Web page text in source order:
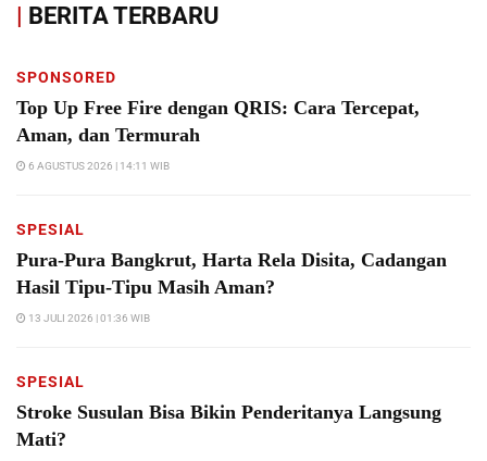
| BERITA TERBARU
SPONSORED
Top Up Free Fire dengan QRIS: Cara Tercepat,
Aman, dan Termurah
6 AGUSTUS 2026 | 14:11 WIB
SPESIAL
Pura-Pura Bangkrut, Harta Rela Disita, Cadangan
Hasil Tipu-Tipu Masih Aman?
13 JULI 2026 | 01:36 WIB
SPESIAL
Stroke Susulan Bisa Bikin Penderitanya Langsung
Mati?